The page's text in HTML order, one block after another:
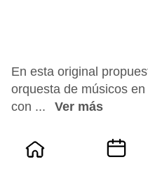
En esta original
orquesta de músicos
con ...
Ver más